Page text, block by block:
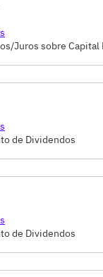
Juros sobre Capital
de Dividendos
de Dividendos